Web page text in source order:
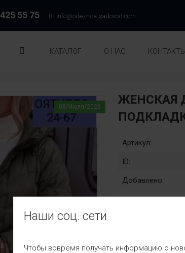
425 55 75 info@odezhda-sadovod.com
КАТАЛОГ О НАС
08/Июля/2026
ЖЕНСКАЯ
Артикул:
ID:
Добавлено:
Наши соц. сети
Чтобы вовремя получать информацию о